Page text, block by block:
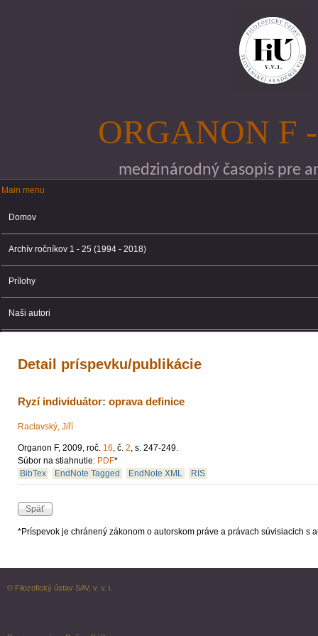
ORGANON F
medzinárodný časopis pre
Main menu
Main menu
Domov
Archív ročníkov 1 - 25 (1994 - 2018)
Prílohy
Naši autori
Detail príspevku/publikácie
Ryzí individuátor: oprava definice
Raclavský, Jiří
Organon F, 2009, roč. 16, č. 2, s. 247-249.
Súbor na stiahnutie: PDF*
BibTex
EndNote Tagged EndNote XML RIS
*Príspevok je chránený zákonom o autorskom práve a právach súvisiacich s
© Filozofický ústav SAV, v. v. i.